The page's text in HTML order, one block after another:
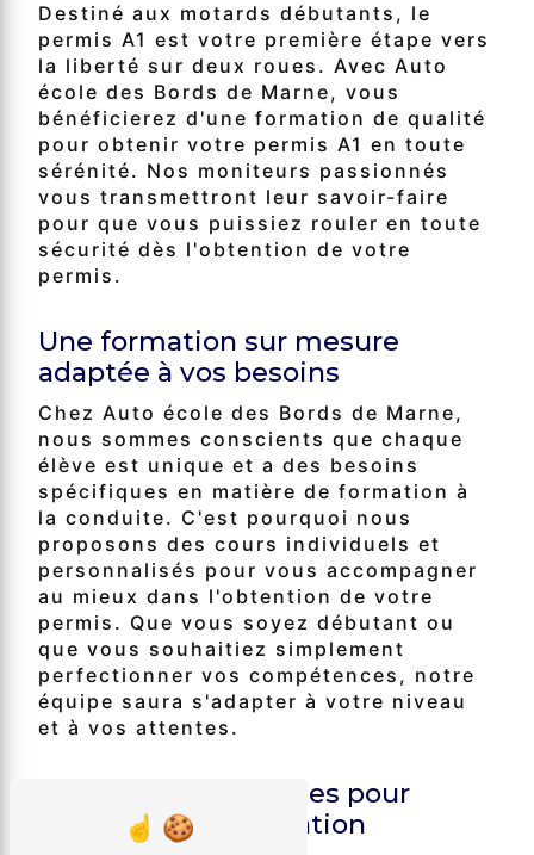
Destiné aux motards débutants, le
permis A1 est votre première étape vers
la liberté sur deux roues. Avec Auto
école des Bords de Marne, vous
bénéficierez d'une formation de qualité
pour obtenir votre permis A1 en toute
sérénité. Nos moniteurs passionnés
vous transmettront leur savoir-faire
pour que vous puissiez rouler en toute
sécurité dès l'obtention de votre
permis.
Une formation sur mesure
adaptée à vos besoins
Chez Auto école des Bords de Marne,
nous sommes conscients que chaque
élève est unique et a des besoins
spécifiques en matière de formation à
la conduite. C'est pourquoi nous
proposons des cours individuels et
personnalisés pour vous accompagner
au mieux dans l'obtention de votre
permis. Que vous soyez débutant ou
que vous souhaitiez simplement
perfectionner vos compétences, notre
équipe saura s'adapter à votre niveau
et à vos attentes.
Des formules flexibles pour
faciliter votre formation